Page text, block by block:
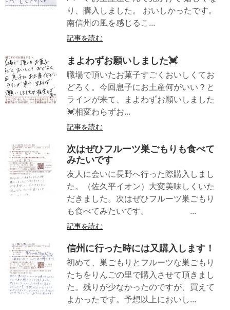
り、購入しました。 おいしかったです。
南信州の風を感じるこ...
記事を読む
まよわずお願いしました💓
職場で頂いたお菓子すごくおいしくてお
どろく。今回息子にお土産何がいい？と
ラインが来て、まよわずお願いしました
💓相変わらずお...
記事を読む
次はぜひフルーツ巣ごもりも食べて
みたいです
友人に会いに長野へ行った際購入しまし
た。（佐久平イオン）大変美味しくいた
だきました。次はぜひフルーツ巣ごもり
も食べてみたいです。 ...
記事を読む
信州に行った時には又購入します！
初めて、巣ごもりとフルーツな巣ごもり
たちをりんごの里で購入させて頂きまし
た。残りが少なかったのですが、買えて
よかったです。予想以上においし...